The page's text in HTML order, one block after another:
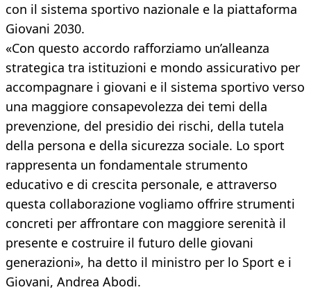
con il sistema sportivo nazionale e la piattaforma
Giovani 2030.
«Con questo accordo rafforziamo un’alleanza
strategica tra istituzioni e mondo assicurativo per
accompagnare i giovani e il sistema sportivo verso
una maggiore consapevolezza dei temi della
prevenzione, del presidio dei rischi, della tutela
della persona e della sicurezza sociale. Lo sport
rappresenta un fondamentale strumento
educativo e di crescita personale, e attraverso
questa collaborazione vogliamo offrire strumenti
concreti per affrontare con maggiore serenità il
presente e costruire il futuro delle giovani
generazioni», ha detto il ministro per lo Sport e i
Giovani, Andrea Abodi.